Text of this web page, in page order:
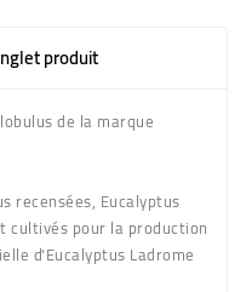
produit
de la marque
recensées, Eucalyptus
cultivés pour la production
d'Eucalyptus Ladrome